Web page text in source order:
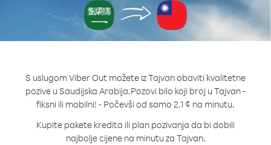
S uslugom Viber Out možete iz Tajvan obaviti kvalitetne
pozive u Saudijska Arabija.Pozovi bilo koji broj u Tajvan -
fiksni ili mobilni! - Počevši od samo 2.1 ¢ na minutu.
Kupite pakete kredita ili plan pozivanja da bi dobili
najbolje cijene na minutu za Tajvan.